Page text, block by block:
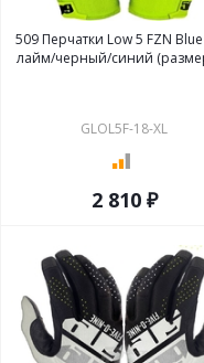
509 Перчатки Low 5 FZN Blue
лайм/черный/синий
GLOL5F-18-XL
2 810 ₽